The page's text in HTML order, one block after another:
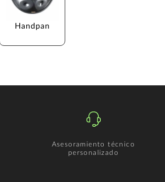
Handpan
Asesoramiento técnico
personalizado